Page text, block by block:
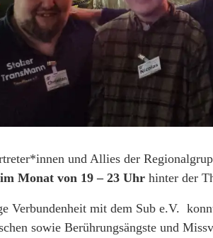
und Allies der
Monat von 19 – 23 Uhr hinter der
Verbundenheit mit dem Sub e.V.
sowie Berührungsängste und